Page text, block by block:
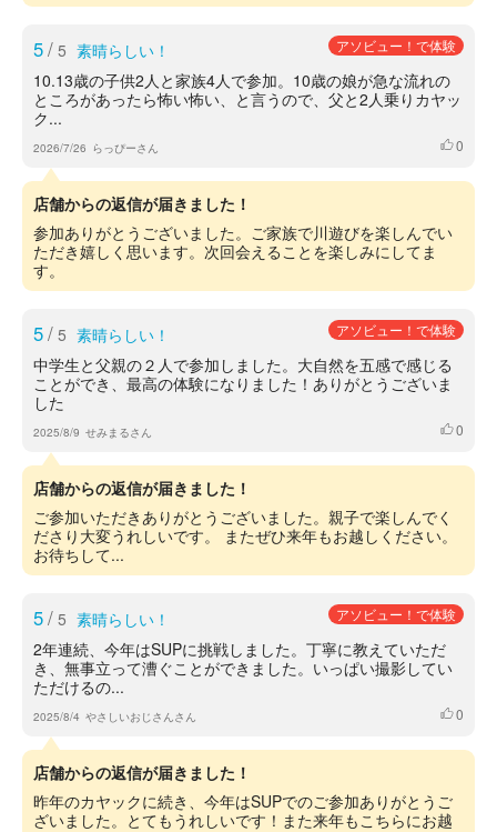
5/ 5 素晴らしい！ アソビュー！で体験
10.13歳の子供2人と家族4人で参加。10歳の娘が急な流れの
ところがあったら怖い怖い、と言うので、父と2人乗りカヤッ
ク...
2026/7/26 らっぴーさん いいね
0
店舗からの返信が届きました！
参加ありがとうございました。ご家族で川遊びを楽しんでい
ただき嬉しく思います。次回会えることを楽しみにしてま
す。
5/ 5 素晴らしい！ アソビュー！で体験
中学生と父親の２人で参加しました。大自然を五感で感じる
ことができ、最高の体験になりました！ありがとうございま
した
2025/8/9 せみまるさん いいね
0
店舗からの返信が届きました！
ご参加いただきありがとうございました。親子で楽しんでく
ださり大変うれしいです。 またぜひ来年もお越しください。
お待ちして...
5/ 5 素晴らしい！ アソビュー！で体験
2年連続、今年はSUPに挑戦しました。丁寧に教えていただ
き、無事立って漕ぐことができました。いっぱい撮影してい
ただけるの...
2025/8/4 やさしいおじさんさん いいね
0
店舗からの返信が届きました！
昨年のカヤックに続き、今年はSUPでのご参加ありがとうご
ざいました。とてもうれしいです！また来年もこちらにお越